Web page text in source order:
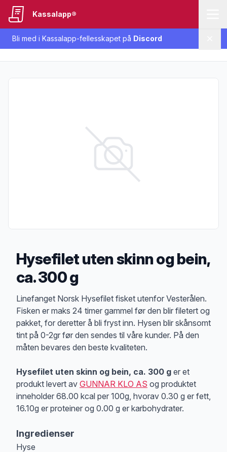
Bli med i Kassalapp-fellesskapet på Discord
Kassalapp®
Hysefilet uten skinn og bein,
ca. 300 g
Produktbeskrivelse
Linefanget Norsk Hysefilet fisket utenfor Vesterålen.
Fisken er maks 24 timer gammel før den blir filetert og
pakket, for deretter å bli fryst inn. Hysen blir skånsomt
tint på 0-2gr før den sendes til våre kunder. På den
måten bevares den beste kvaliteten.
Hysefilet uten skinn og bein, ca. 300 g er et
produkt levert av GUNNAR KLO AS og produktet
inneholder 68.00 kcal per 100g, hvorav 0.30 g er fett,
16.10g er proteiner og 0.00 g er karbohydrater.
Ingredienser
Hyse